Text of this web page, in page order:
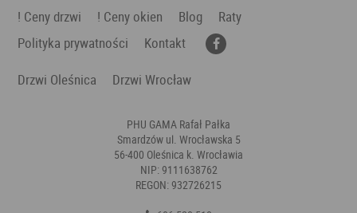
! Ceny drzwi
! Ceny okien Blog
Raty
Polityka prywatności
Kontakt
Drzwi Oleśnica
Drzwi Wrocław
PHU GAMA Rafał Pałka
Smardzów ul. Wrocławska 5
56-400 Oleśnica k. Wrocławia
NIP: 9111638762
REGON: 932726215